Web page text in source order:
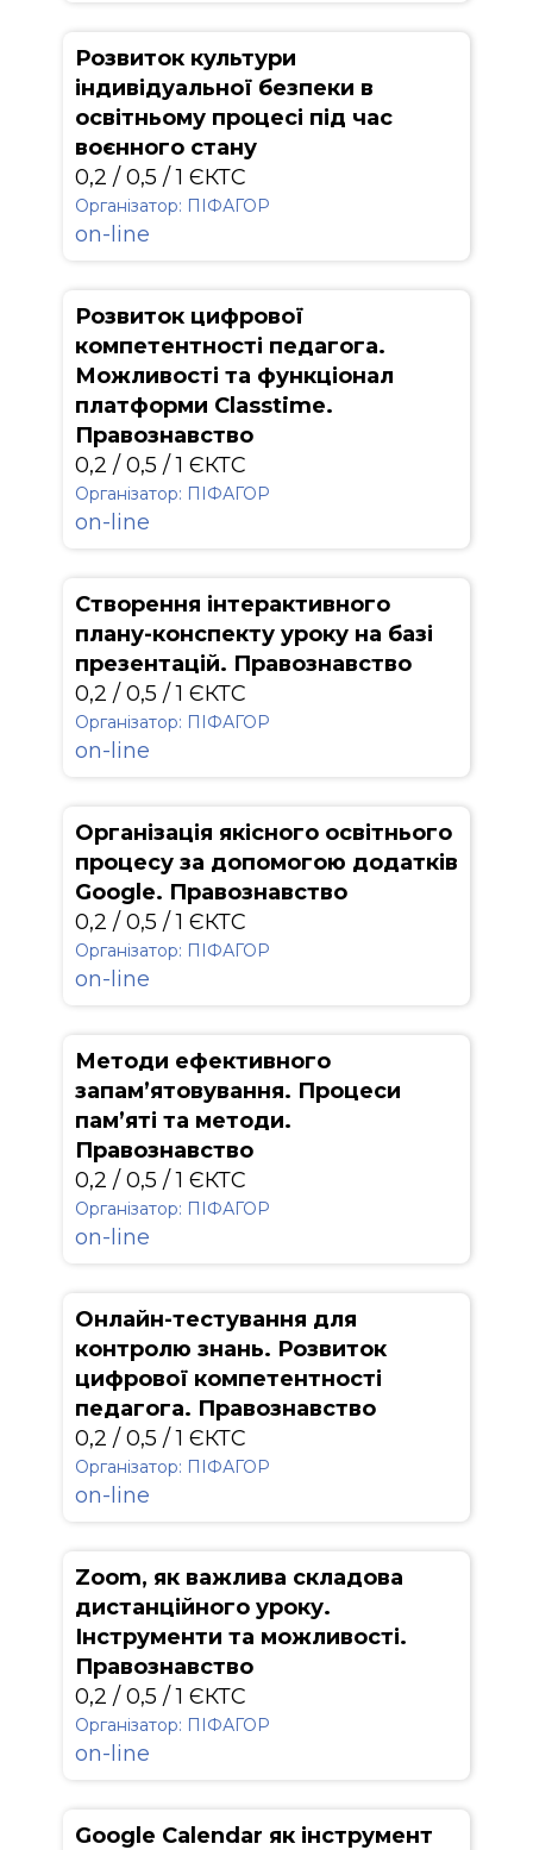
Розвиток культури
індивідуальної безпеки в
освітньому процесі під час
воєнного стану
0,2 / 0,5 / 1 ЄКТС
Організатор: ПІФАГОР
on-line
Розвиток цифрової
компетентності педагога.
Можливості та функціонал
платформи Classtime.
Правознавство
0,2 / 0,5 / 1 ЄКТС
Організатор: ПІФАГОР
on-line
Створення інтерактивного
плану-конспекту уроку на базі
презентацій. Правознавство
0,2 / 0,5 / 1 ЄКТС
Організатор: ПІФАГОР
on-line
Організація якісного освітнього
процесу за допомогою додатків
Google. Правознавство
0,2 / 0,5 / 1 ЄКТС
Організатор: ПІФАГОР
on-line
Методи ефективного
запам’ятовування. Процеси
пам’яті та методи.
Правознавство
0,2 / 0,5 / 1 ЄКТС
Організатор: ПІФАГОР
on-line
Онлайн-тестування для
контролю знань. Розвиток
цифрової компетентності
педагога. Правознавство
0,2 / 0,5 / 1 ЄКТС
Організатор: ПІФАГОР
on-line
Zoom, як важлива складова
дистанційного уроку.
Інструменти та можливості.
Правознавство
0,2 / 0,5 / 1 ЄКТС
Організатор: ПІФАГОР
on-line
Google Calendar як інструмент